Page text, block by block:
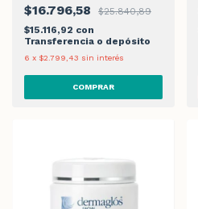
$16.796,58
$25.840,89
$15.116,92 con
Transferencia o depósito
6 x $2.799,43 sin interés